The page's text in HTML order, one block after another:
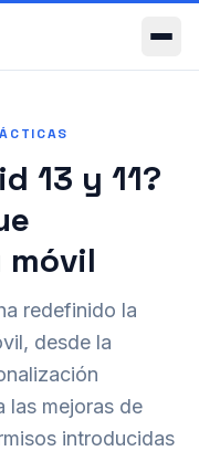
13 y 11?
redefinido la
desde la
las mejoras de
introducidas